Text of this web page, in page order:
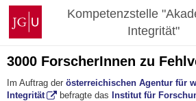
Zum
Inhalt
springen
Johannes
Gutenberg-
Universität
Mainz
Kompetenzstelle
Integrität"
3000 ForscherInnen zu
Im Auftrag der österreichischen Agentur für
Integrität
befragte das Institut für